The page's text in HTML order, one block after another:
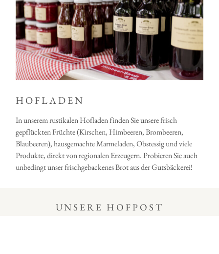
HOFLADEN
In unserem rustikalen Hofladen finden Sie unsere frisch
gepflückten Früchte (Kirschen, Himbeeren, Brombeeren,
Blaubeeren), hausgemachte Marmeladen, Obstessig und viele
Produkte, direkt von regionalen Erzeugern. Probieren Sie auch
unbedingt unser frischgebackenes Brot aus der Gutsbäckerei!
UNSERE HOFPOST